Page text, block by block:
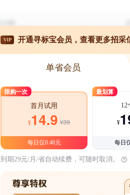
VIP 开通寻标宝会员，查看更多招采
单省会员
限购一次
首月试用
¥14.9 ¥39
每日仅0.48元
最划算
12
¥
每日
到期29元/月/省自动续费，可随时取消。